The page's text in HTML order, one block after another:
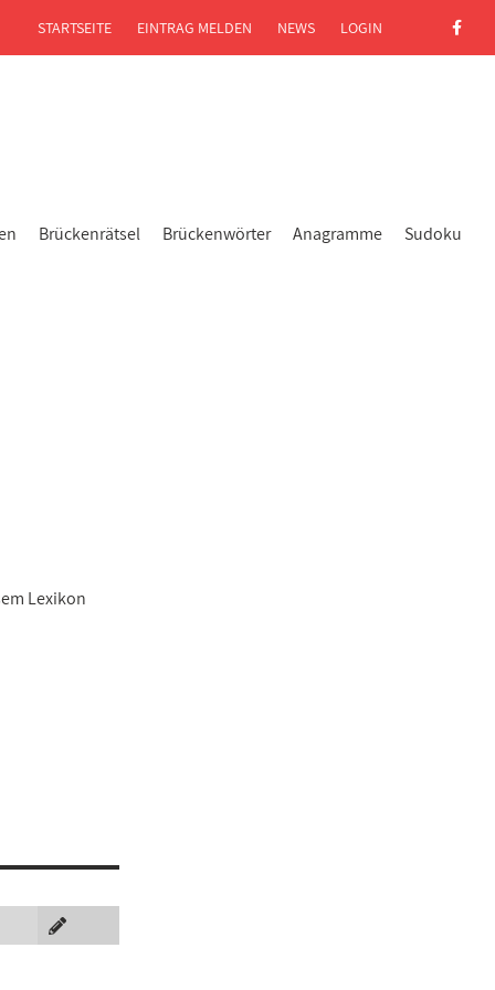
Brückenrätsel Brückenwörter Anagramme Sudoku
STARTSEITE EINTRAG MELDEN NEWS LOGIN
Lexikon